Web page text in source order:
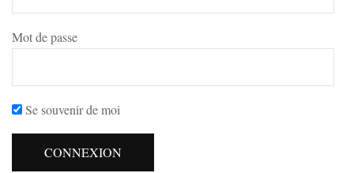
Mot de passe
Se souvenir de moi